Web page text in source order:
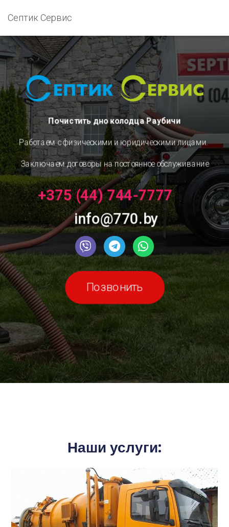
Септик Сервис
Почистить дно колодца Раубичи
Работаем с физическими и юридическими лицами.
Заключаем договоры на постоянное обслуживание
+375 (44) 744-7777
info@770.by
Позвонить
Наши услуги: